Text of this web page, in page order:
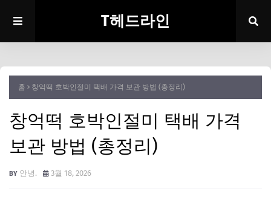
T헤드라인
홈 창억떡 호박인절미 택배 가격 보관 방법 (총정리)
창억떡 호박인절미 택배 가격
보관 방법 (총정리)
안녕. 3월 18, 2026